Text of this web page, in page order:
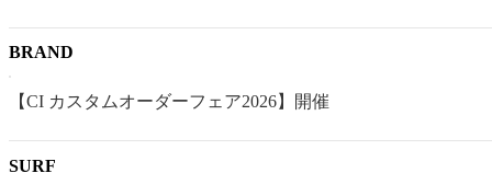
BRAND
【CI カスタムオーダーフェア2026】開催
SURF